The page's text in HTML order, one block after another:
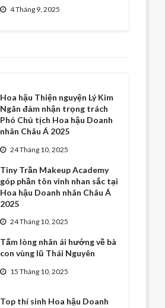
4 Tháng 9, 2025
Hoa hậu Thiện nguyện Lý Kim
Ngân đảm nhận trọng trách
Phó Chủ tịch Hoa hậu Doanh
nhân Châu Á 2025
24 Tháng 10, 2025
Tiny Trần Makeup Academy
góp phần tôn vinh nhan sắc tại
Hoa hậu Doanh nhân Châu Á
2025
24 Tháng 10, 2025
Tấm lòng nhân ái hướng về bà
con vùng lũ Thái Nguyên
15 Tháng 10, 2025
Top thí sinh Hoa hậu Doanh